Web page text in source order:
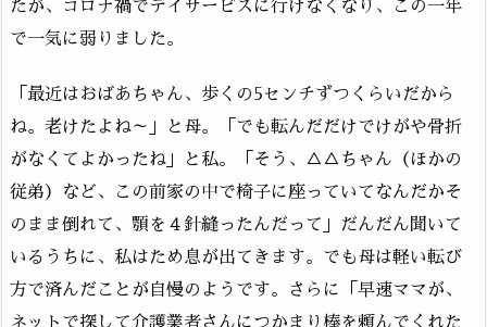
たが、コロナ禍でデイサービスに行けなくなり、この一年
で一気に弱りました。
「最近はおばあちゃん、歩くの5センチずつくらいだから
ね。老けたよね～」と母。「でも転んだだけでけがや骨折
がなくてよかったね」と私。「そう、△△ちゃん（ほかの
従弟）など、この前家の中で椅子に座っていてなんだかそ
のまま倒れて、顎を４針縫ったんだって」だんだん聞いて
いるうちに、私はため息が出てきます。でも母は軽い転び
方で済んだことが自慢のようです。さらに「早速ママが、
ネットで探して介護業者さんにつかまり棒を頼んでくれた